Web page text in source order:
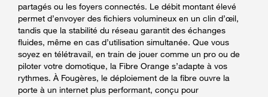
partagés ou les foyers connectés. Le débit montant élevé
permet d’envoyer des fichiers volumineux en un clin d’œil,
tandis que la stabilité du réseau garantit des échanges
fluides, même en cas d’utilisation simultanée. Que vous
soyez en télétravail, en train de jouer comme un pro ou de
piloter votre domotique, la Fibre Orange s’adapte à vos
rythmes. À Fougères, le déploiement de la fibre ouvre la
porte à un internet plus performant, conçu pour